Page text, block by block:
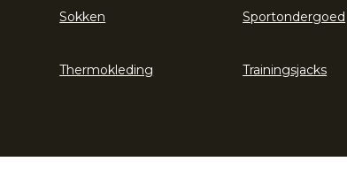
Sokken Sportondergoed
Thermokleding Trainingsjacks